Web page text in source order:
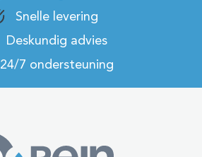
Snelle levering
Deskundig advies
24/7 ondersteuning